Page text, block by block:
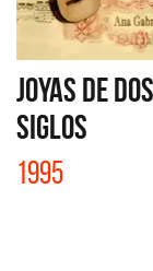
JOYAS DE DOS
SIGLOS
1995